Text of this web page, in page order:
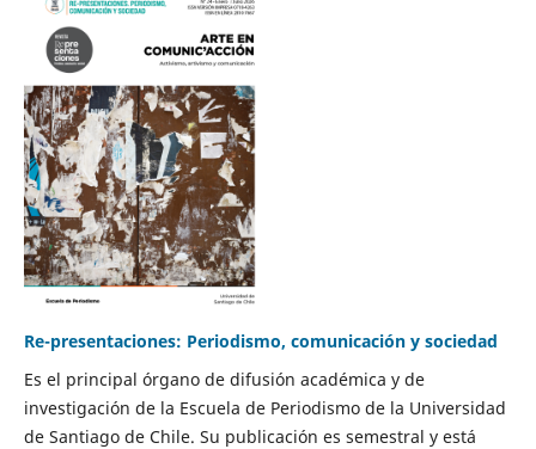
Re-presentaciones: Periodismo, comunicación y sociedad
Es el principal órgano de difusión académica y de
investigación de la Escuela de Periodismo de la Universidad
de Santiago de Chile. Su publicación es semestral y está